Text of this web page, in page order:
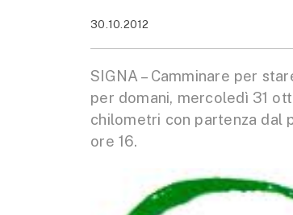
30.10.2012
SIGNA – Camminare per
per domani, mercoledì 31
chilometri con partenza dal
ore 16.